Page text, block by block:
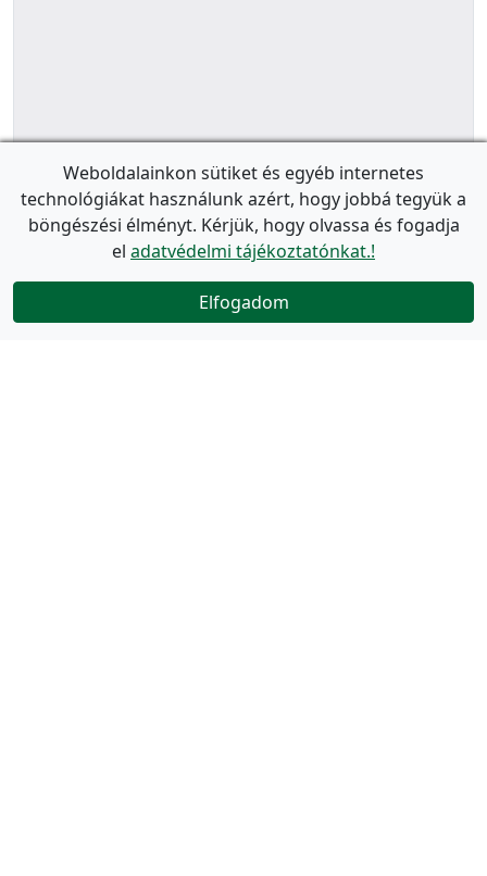

Weboldalainkon sütiket és egyéb internetes
technológiákat használunk azért, hogy jobbá tegyük a
böngészési élményt. Kérjük, hogy olvassa és fogadja
el adatvédelmi tájékoztatónkat.!
Elfogadom